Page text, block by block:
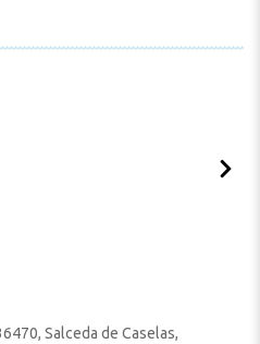
Salceda de Caselas,